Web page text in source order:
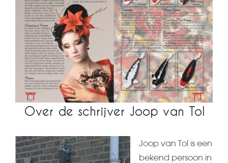
Over de schrijver Joop van Tol
Joop van Tol is een
bekend persoon in